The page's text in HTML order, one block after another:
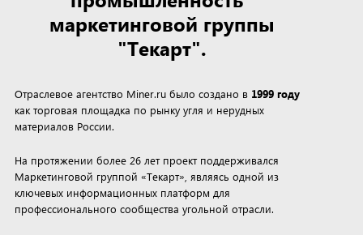
маркетинговой группы
"Текарт".
Отраслевое агентство Miner.ru было создано в 1999 году
как торговая площадка по рынку угля и нерудных
материалов России.
На протяжении более 26 лет проект поддерживался
Маркетинговой группой «Текарт», являясь одной из
ключевых информационных платформ для
профессионального сообщества угольной отрасли.